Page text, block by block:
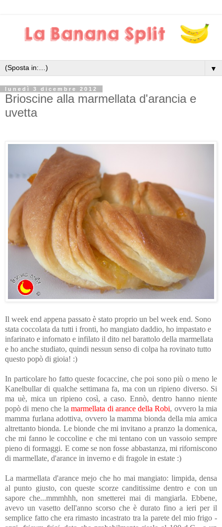
▼
lunedì 3 dicembre 2012
Brioscine alla marmellata d'arancia e
uvetta
Il week end appena passato è stato proprio un bel week end. Sono
stata coccolata da tutti i fronti, ho mangiato daddio, ho impastato e
infarinato e infornato e infilato il dito nel barattolo della marmellata
e ho anche studiato, quindi nessun senso di colpa ha rovinato tutto
questo popò di gioia! :)
In particolare ho fatto queste focaccine, che poi sono più o meno le
Kanelbullar di qualche settimana fa, ma con un ripieno diverso. Si
ma uè, mica un ripieno così, a caso. Ennò, dentro hanno niente
popò di meno che lamarmellata di arance della Robi, ovvero la mia
mamma furlana adottiva, ovvero la mamma bionda della mia amica
altrettanto bionda. Le bionde che mi invitano a pranzo la domenica,
che mi fanno le coccoline e che mi tentano con un vassoio sempre
pieno di formaggi. E come se non fosse abbastanza, mi riforniscono
di marmellate, d'arance in inverno e di fragole in estate :)
La marmellata d'arance mejo che ho mai mangiato: limpida, densa
al punto giusto, con queste scorze canditissime dentro e con un
sapore che...mmmhhh, non smetterei mai di mangiarla. Ebbene,
avevo un vasetto dell'anno scorso che è durato fino a ieri per il
semplice fatto che era rimasto incastrato tra la parete del mio frigo -